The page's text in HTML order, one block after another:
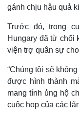
gánh chịu hậu quả
Trước đó, trong
Hungary đã từ chối
viện trợ quân sự
“Chúng tôi sẽ
được hình thành
mang tính ủng hộ
cuộc họp của các